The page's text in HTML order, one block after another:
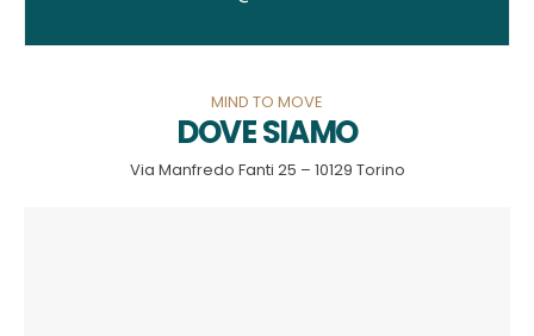
MIND TO MOVE
DOVE SIAMO
Via Manfredo Fanti 25 – 10129 Torino